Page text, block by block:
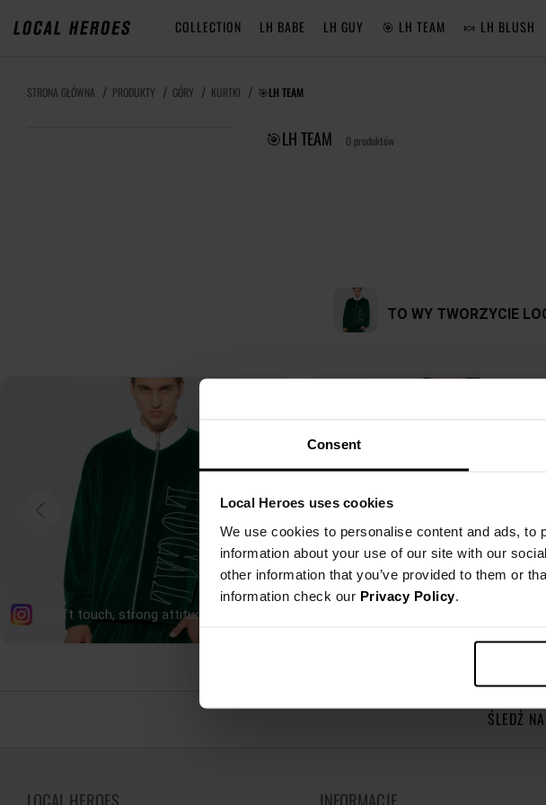
Consent
Local Heroes uses cookies
We use cookies to personalise content and ads,
information about your use of our site with our
other information that you’ve provided to them or
information check our Privacy Policy.
COLLECTION LH BABE LH GUY 🎯 LH TEAM 🍬 LH BLUSH
STRONA GŁÓWNA PRODUKTY GÓRY KURTKI 🎯LH TEAM
🎯LH TEAM 0 produktów
ŚLEDŹ
LOCAL HEROES INFORMACJE